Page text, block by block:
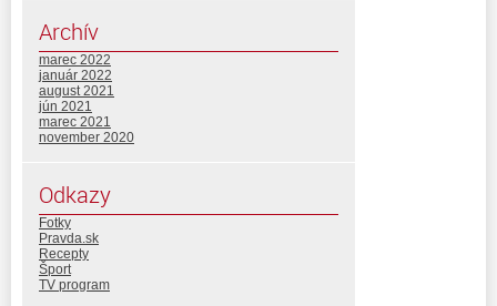
Archív
marec 2022
január 2022
august 2021
jún 2021
marec 2021
november 2020
Odkazy
Fotky
Pravda.sk
Recepty
Šport
TV program